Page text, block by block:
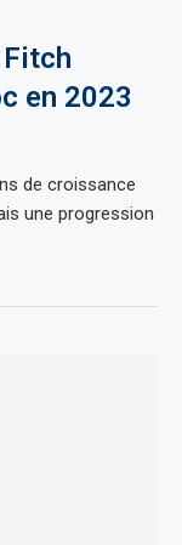
en 2023
de croissance
une progression